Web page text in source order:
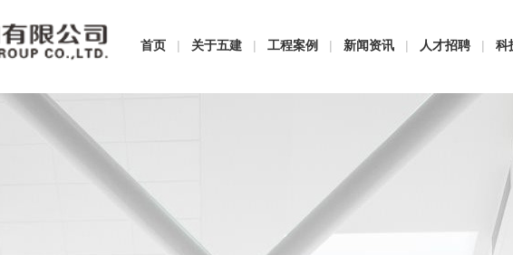
首页 | 关于五建 | 工程案例 | 新闻资讯 | 人才招聘 | 科